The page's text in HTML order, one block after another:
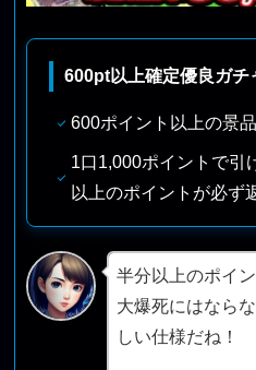
600pt以上確定優良ガチ
600ポイント以上の景
1口1,000ポイントで引
以上のポイントが必ず
半分以上のポイ
大爆死にはなら
しい仕様だね！